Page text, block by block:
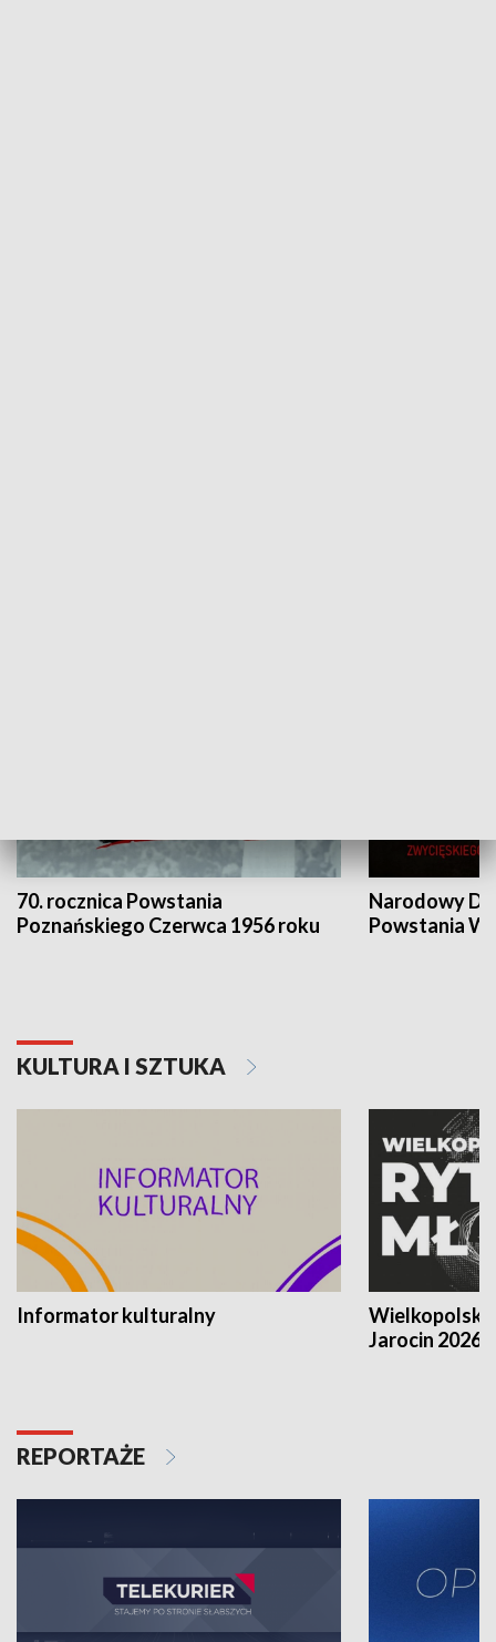
70. rocznica Powstania
Poznańskiego Czerwca 1956 roku
Narodowy
Powstania
KULTURA I SZTUKA
Informator kulturalny
Jarocin 2026
REPORTAŻE